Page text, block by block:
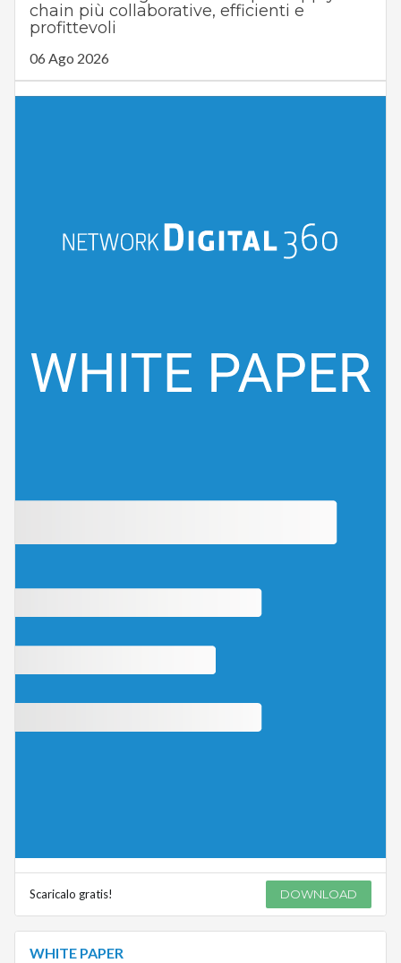
chain più collaborative, efficienti e
profittevoli
06 Ago 2026
Scaricalo gratis! DOWNLOAD
WHITE PAPER